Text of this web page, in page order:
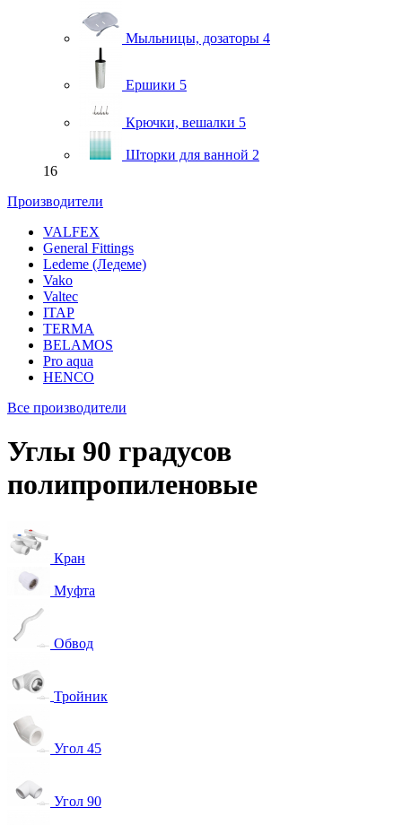
Мыльницы, дозаторы 4
Ершики 5
Крючки, вешалки 5
Шторки для ванной 2
16
Производители
VALFEX
General Fittings
Ledeme (Ледеме)
Vako
Valtec
ITAP
TERMA
BELAMOS
Pro aqua
HENCO
Все производители
Углы 90 градусов
полипропиленовые
Кран
Муфта
Обвод
Тройник
Угол 45
Угол 90